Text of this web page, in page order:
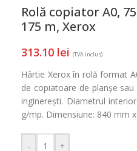
Rolă copiator A0,
175 m, Xerox
313.10 lei (TVA inclus)
Hârtie Xerox în rolă format
de copiatoare de planșe
inginerești. Diametrul
g/mp. Dimensiune: 840 mm
- +